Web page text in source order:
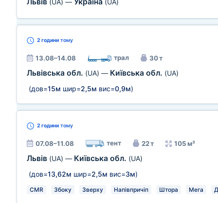
(UA) — (UA)
2 години тому
13.08–14.08 трал 30 т
Львівська обл. (UA) — Київська обл. (UA)
(дов=15м шир=2,5м вис=0,9м)
2 години тому
07.08–11.08 тент 22 т 105 м³
Львів (UA) — Київська обл. (UA)
(дов=13,62м шир=2,5м вис=3м)
CMR Збоку Зверху Напівпричіп Штора Мега